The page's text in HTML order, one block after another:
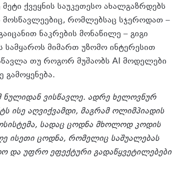
ქვეყნის საუკეთესო ახალგაზრდებს
რომლებსაც სჯეროდათ –
ნაკრების მონაწილე – გიგი
სამყაროს მიმართ უზომო ინტერესით
თუ როგორ მუშაობს AI მოდელები
ნულიდან ვისწავლე. ადრე ხელოვნურ
ისე აღვიქვამდი, მაგრამ ოლიმპიადის
სადაც ცოდნა მხოლოდ კოდის
ისეთი ცოდნა, რომელიც საშუალებას
და უფრო ეფექტური გადაწყვეტილებები